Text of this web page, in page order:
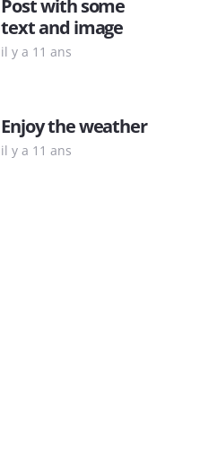
Post with some
text and image
il y a 11 ans
Enjoy the weather
il y a 11 ans